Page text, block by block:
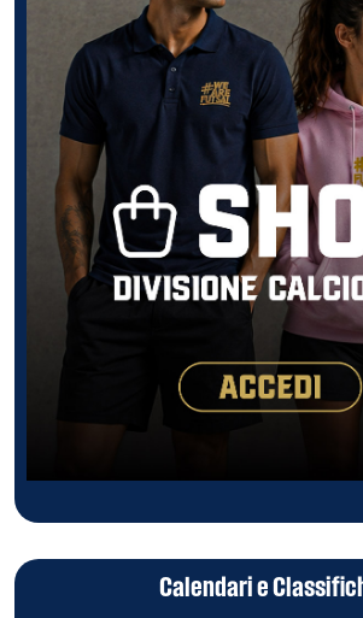
Calendari e